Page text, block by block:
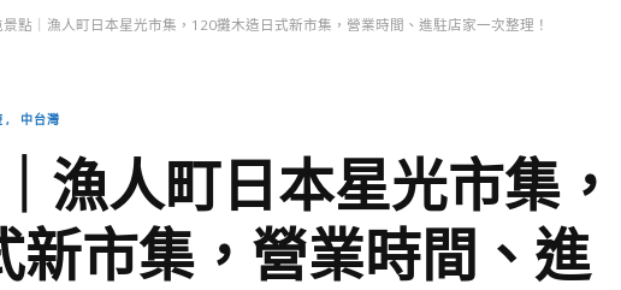
景點｜漁人町日本星光市集，120攤木造日式新市集，營業時間、進駐店家一次整理！
中台灣
漁人町日本星光市集，
新市集，營業時間、進